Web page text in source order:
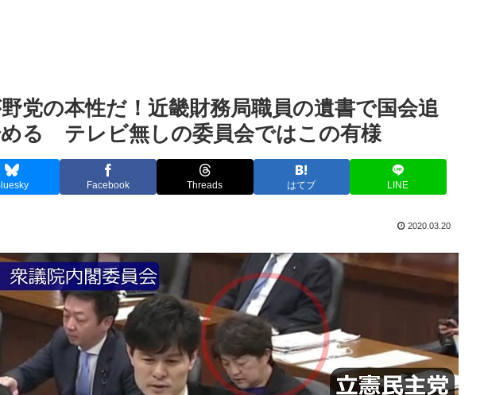
野党の本性だ！近畿財務局職員の遺書で国会追
る テレビ無しの委員会ではこの有様
Facebook Threads はてブ LINE
2020.03.20